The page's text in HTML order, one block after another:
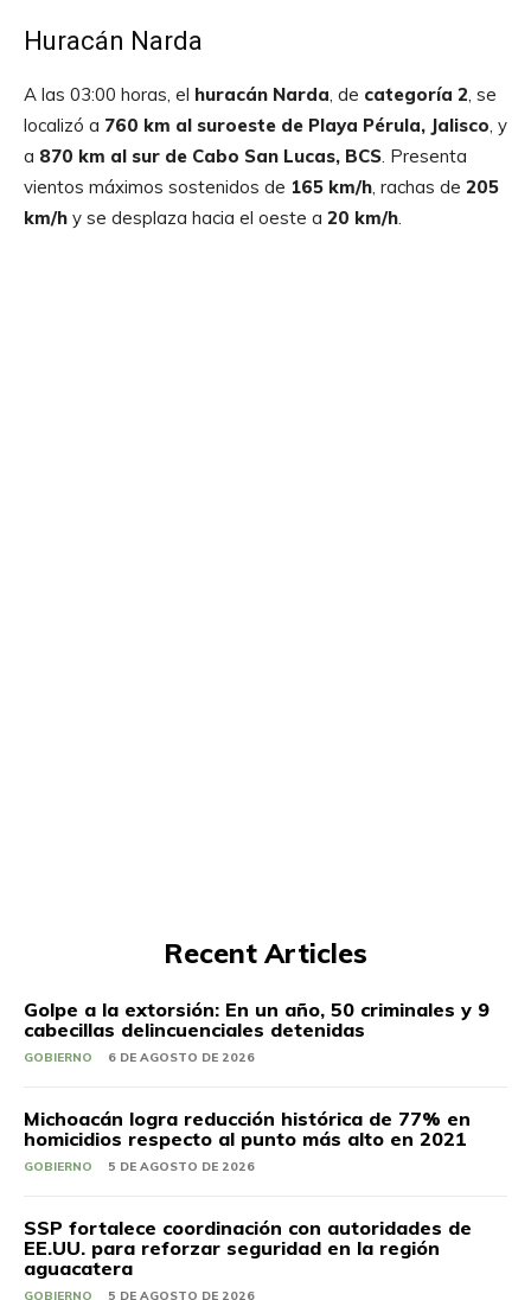
Huracán Narda
A las 03:00 horas, el huracán Narda, de categoría 2, se
localizó a 760 km al suroeste de Playa Pérula, Jalisco, y
a 870 km al sur de Cabo San Lucas, BCS. Presenta
vientos máximos sostenidos de 165 km/h, rachas de 205
km/h y se desplaza hacia el oeste a 20 km/h.
Recent Articles
Golpe a la extorsión: En un año, 50 criminales y 9
cabecillas delincuenciales detenidas
GOBIERNO 6 DE AGOSTO DE 2026
Michoacán logra reducción histórica de 77% en
homicidios respecto al punto más alto en 2021
GOBIERNO 5 DE AGOSTO DE 2026
SSP fortalece coordinación con autoridades de
EE.UU. para reforzar seguridad en la región
aguacatera
GOBIERNO 5 DE AGOSTO DE 2026